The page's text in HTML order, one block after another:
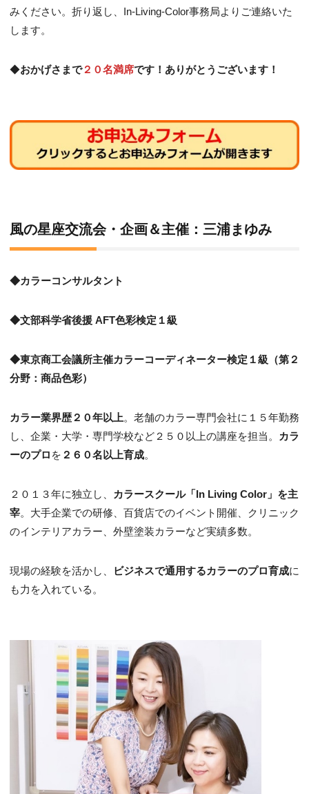
みください。折り返し、In-Living-Color事務局よりご連絡いた
します。
◆おかげさまで２０名満席です！ありがとうございます！
風の星座交流会・企画＆主催： 三浦まゆみ
◆カラーコンサルタント
◆文部科学省後援 AFT色彩検定１級
◆東京商工会議所主催カラーコーディネーター検定１級（第２
分野：商品色彩）
カラー業界歴２０年以上。老舗のカラー専門会社に１５年勤務
し、企業・大学・専門学校など２５０以上の講座を担当。
カラ
ーのプロ を ２６０名以上育成。
２０１３年に独立し、
カラースクール「In Living Color」を主
宰。大手企業での研修、百貨店でのイベント開催、クリニック
のインテリアカラー、外壁塗装カラーなど実績多数。
現場の経験を活かし、 ビジネスで通用するカラーのプロ育成に
も力を入れている。